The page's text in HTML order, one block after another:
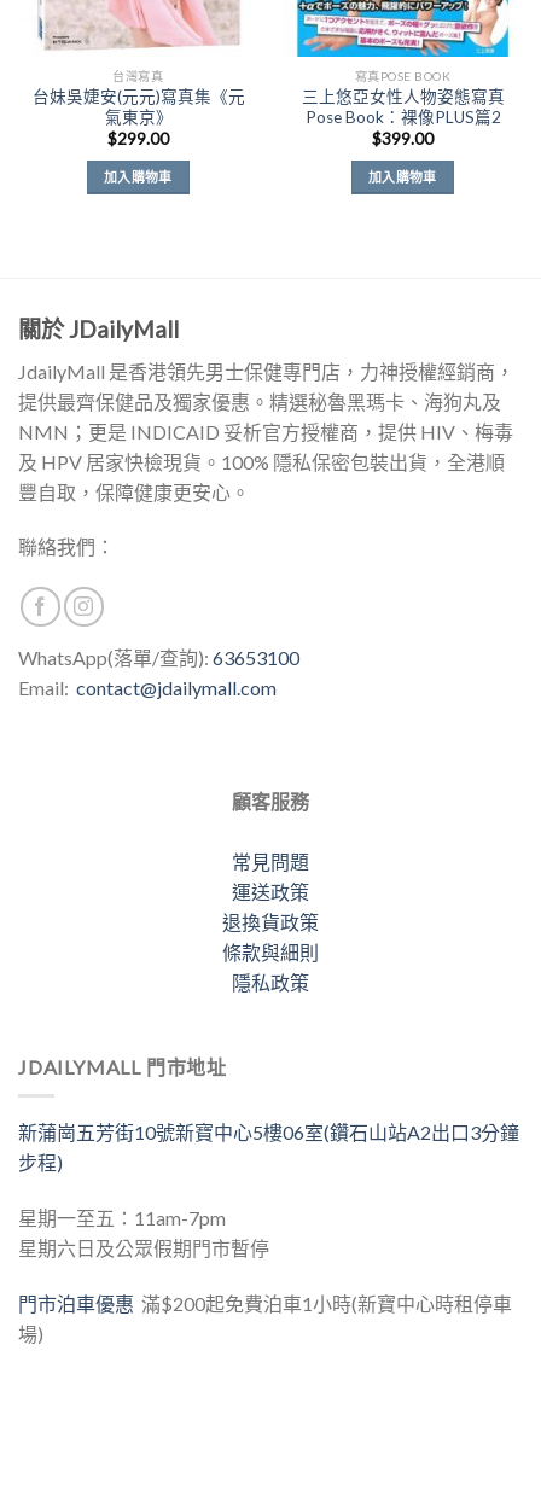
台灣寫真
台妹吳婕安(元元)寫真集《元
氣東京》
$299.00
加入購物車
寫真POSE BOOK
三上悠亞女性人物姿態寫真
Pose Book：裸像PLUS篇2
$399.00
加入購物車
關於 JDailyMall
JdailyMall 是香港領先男士保健專門店，力神授權經銷商，
提供最齊保健品及獨家優惠。精選秘魯黑瑪卡、海狗丸及
NMN；更是 INDICAID 妥析官方授權商，提供 HIV、梅毒
及 HPV 居家快檢現貨。100% 隱私保密包裝出貨，全港順
豐自取，保障健康更安心。
聯絡我們：
WhatsApp(落單/查詢): 63653100
Email: contact@jdailymall.com
顧客服務
常見問題
運送政策
退換貨政策
條款與細則
隱私政策
JDAILYMALL 門市地址
新蒲崗五芳街10號新寶中心5樓06室(鑽石山站A2出口3分鐘
步程)
星期一至五：11am-7pm
星期六日及公眾假期門市暫停
門市泊車優惠 滿$200起免費泊車1小時(新寶中心時租停車
場)